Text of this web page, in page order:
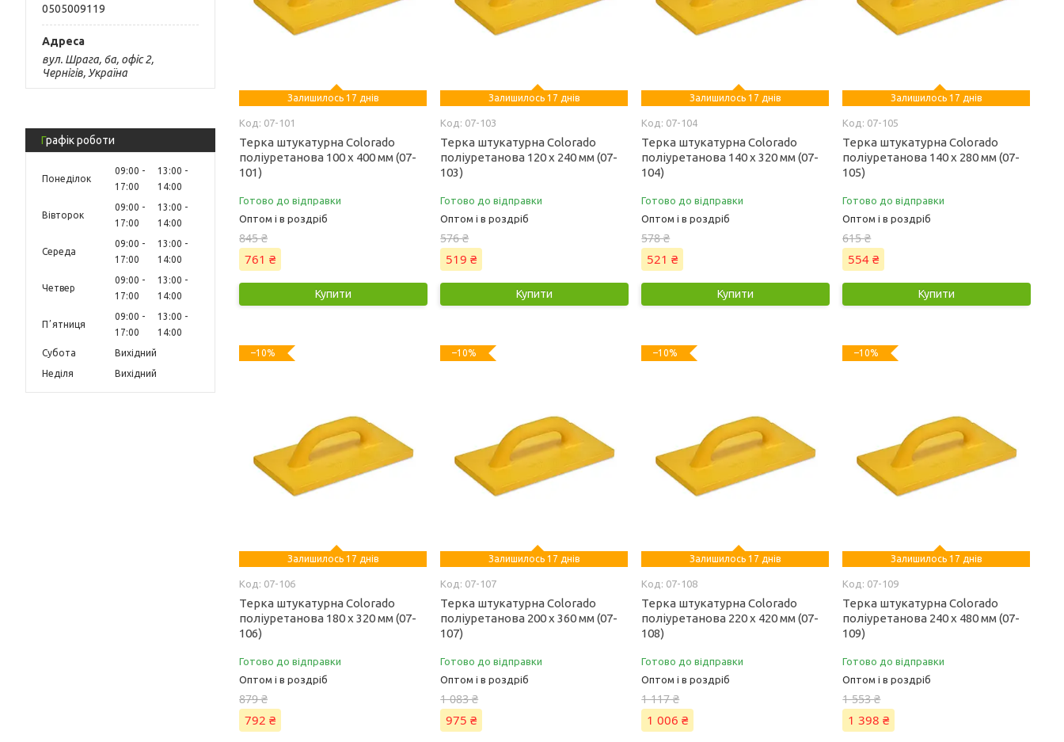
0505009119
вул. Шрага, 6а, офіс 2,
Чернігів, Україна
Графік роботи
Понеділок
09:00
17:00
13:00
14:00
Вівторок
09:00
17:00
13:00
14:00
Середа
09:00
17:00
13:00
14:00
Четвер
09:00
17:00
13:00
14:00
Пʼятниця
09:00
17:00
13:00
14:00
Субота
Вихідний
Неділя
Вихідний
Залишилось 17 днів
07-101
Терка штукатурна Colorado
поліуретанова 100 х 400 мм (07-
101)
Готово до відправки
Оптом і в роздріб
845 ₴
761 ₴
Купити
Залишилось 17 днів
07-103
Терка штукатурна Colorado
поліуретанова 120 х 240 мм (07-
103)
Готово до відправки
Оптом і в роздріб
576 ₴
519 ₴
Купити
Залишилось 17 днів
07-104
Терка штукатурна Colorado
поліуретанова 140 х 320 мм (07-
104)
Готово до відправки
Оптом і в роздріб
578 ₴
521 ₴
Купити
Залишилось 17 днів
07-105
Терка штукатурна Colorado
поліуретанова 140 х 280 мм (07-
105)
Готово до відправки
Оптом і в роздріб
615 ₴
554 ₴
Купити
–10%
Залишилось 17 днів
07-106
Терка штукатурна Colorado
поліуретанова 180 х 320 мм (07-
106)
Готово до відправки
Оптом і в роздріб
879 ₴
792 ₴
–10%
Залишилось 17 днів
07-107
Терка штукатурна Colorado
поліуретанова 200 х 360 мм (07-
107)
Готово до відправки
Оптом і в роздріб
1 083 ₴
975 ₴
–10%
Залишилось 17 днів
07-108
Терка штукатурна Colorado
поліуретанова 220 х 420 мм (07-
108)
Готово до відправки
Оптом і в роздріб
1 117 ₴
1 006 ₴
–10%
Залишилось 17 днів
07-109
Терка штукатурна Colorado
поліуретанова 240 х 480 мм (07-
109)
Готово до відправки
Оптом і в роздріб
1 553 ₴
1 398 ₴